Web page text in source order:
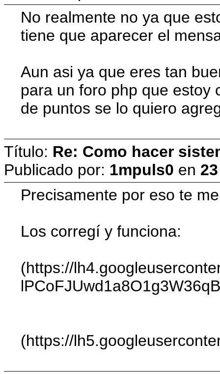
No realmente no ya que
tiene que aparecer el
Aun asi ya que eres tan
para un foro php que estoy
de puntos se lo quiero
Título: Re: Como hacer
Publicado por: 1mpuls0 en
Precisamente por eso te
Los corregí y funciona:
(https://
(https://